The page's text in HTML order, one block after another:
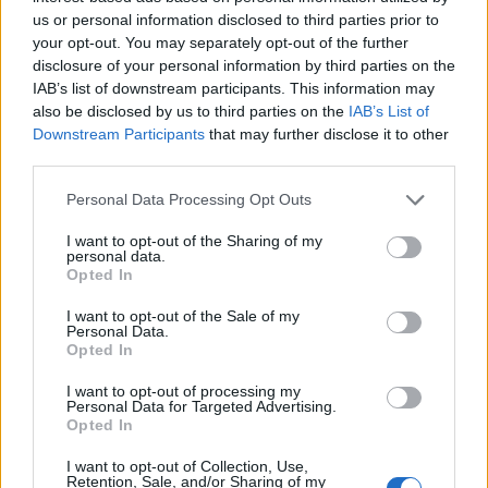
us or personal information disclosed to third parties prior to
your opt-out. You may separately opt-out of the further
disclosure of your personal information by third parties on the
IAB’s list of downstream participants. This information may
also be disclosed by us to third parties on the IAB’s List of
Downstream Participants that may further disclose it to other
Personal Data Processing Opt Outs
I want to opt-out of the Sharing of my
personal data.
Opted In
I want to opt-out of the Sale of my
Personal Data.
Opted In
I want to opt-out of processing my
Personal Data for Targeted Advertising.
Opted In
I want to opt-out of Collection, Use,
Retention, Sale, and/or Sharing of my
2023. június 07. 07:22 | MTI , Portfolio
Jó híreket közölt a MÁV: fellélegezhetnek az
Ausztriába utazók
Megszűnt a vasúti forgalomkorlátozás Magyarország és
Ausztria (Hegyeshalom és Bécs) között, a nemzetközi
nem kell pótlóbuszra átszállni - írta szerda reggeli
közleményében a Mávinform.